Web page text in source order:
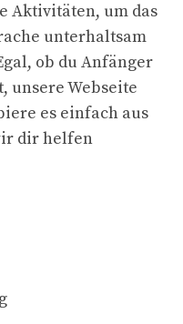
Aktivitäten, um das
unterhaltsam
ob du Anfänger
unsere Webseite
es einfach aus
dir helfen